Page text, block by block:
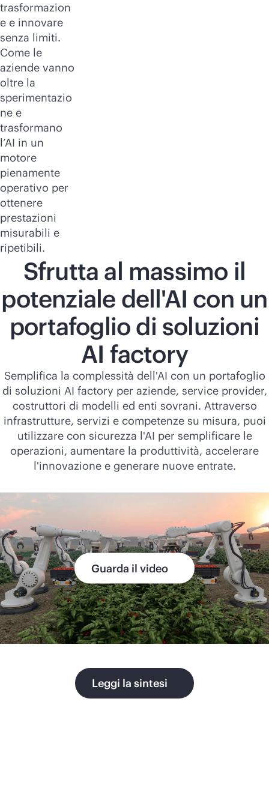
trasformazion
e e innovare
senza limiti.
Come le
aziende vanno
oltre la
sperimentazio
ne e
trasformano
l’AI in un
motore
pienamente
operativo per
ottenere
prestazioni
misurabili e
ripetibili.
Sfrutta al massimo il
potenziale dell'AI con un
portafoglio di soluzioni
AI factory
Semplifica la complessità dell'AI con un portafoglio
di soluzioni AI factory per aziende, service provider,
costruttori di modelli ed enti sovrani. Attraverso
infrastrutture, servizi e competenze su misura, puoi
utilizzare con sicurezza l'AI per semplificare le
operazioni, aumentare la produttività, accelerare
l'innovazione e generare nuove entrate.
Guarda il video
Leggi la sintesi